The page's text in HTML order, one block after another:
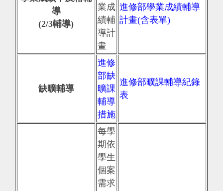
導
(2/3輔導)
業成
績輔
導計
畫
進修部學業成績輔導
計畫(含表單)
缺曠輔導
進修
部缺
曠課
輔導
措施
進修部曠課輔導紀錄
表
每學
期依
學生
個案
需求